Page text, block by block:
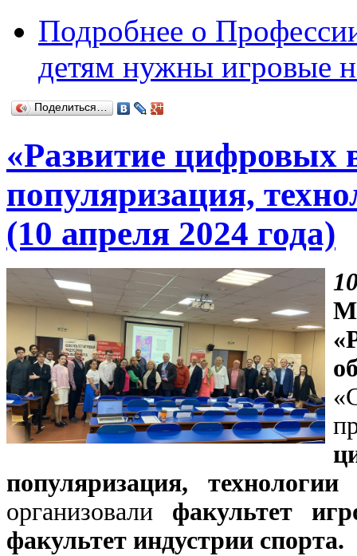
Подробнее о
детям нужны игровые
Поделиться…
«Развитие цифровых
популяризация,
(10 апреля 2024 года)
популяризация,
организовали факультет
факультет индустрии спорта.